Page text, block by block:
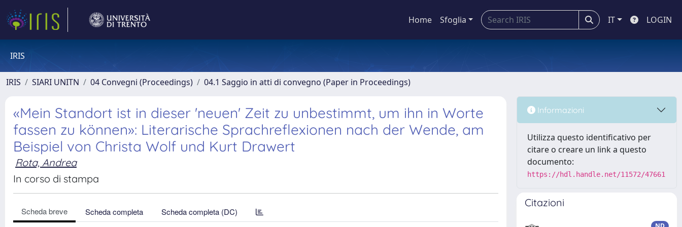
Home Sfoglia IT LOGIN
IRIS
IRIS SIARI UNITN 04 Convegni (Proceedings) 04.1 Saggio in atti di convegno (Paper in Proceedings)
«Mein Standort ist in dieser 'neuen' Zeit zu unbestimmt, um ihn in Worte
fassen zu können»: Literarische Sprachreflexionen nach der Wende, am
Beispiel von Christa Wolf und Kurt Drawert
Rota, Andrea
In corso di stampa
Scheda breve Scheda completa Scheda completa (DC)
Informazioni
Utilizza questo identificativo per
citare o creare un link a questo
documento:
https://hdl.handle.net/11572/47661
Citazioni